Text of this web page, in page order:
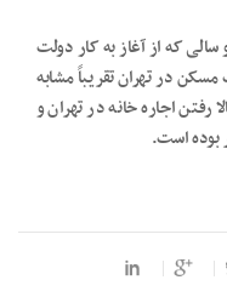
که از آغاز به کار دولت
در تهران تقریباً مشابه
اجاره خانه در تهران و
بوده است.